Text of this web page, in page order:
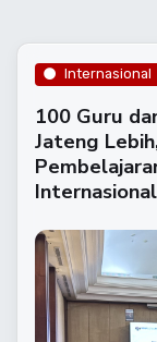
Internasional
100 Guru
Jateng
Internasional